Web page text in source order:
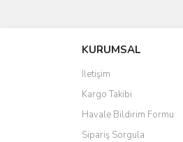
KURUMSAL
İletişim
Kargo Takibi
Havale Bildirim Formu
Sipariş Sorgula